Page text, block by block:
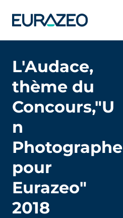
L'Audace,
thème du
Concours,"U
n
Photographe
pour
Eurazeo"
2018